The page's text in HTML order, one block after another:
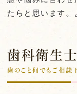
たらと思います。
歯科衛生士
歯のこと何でもご相談下